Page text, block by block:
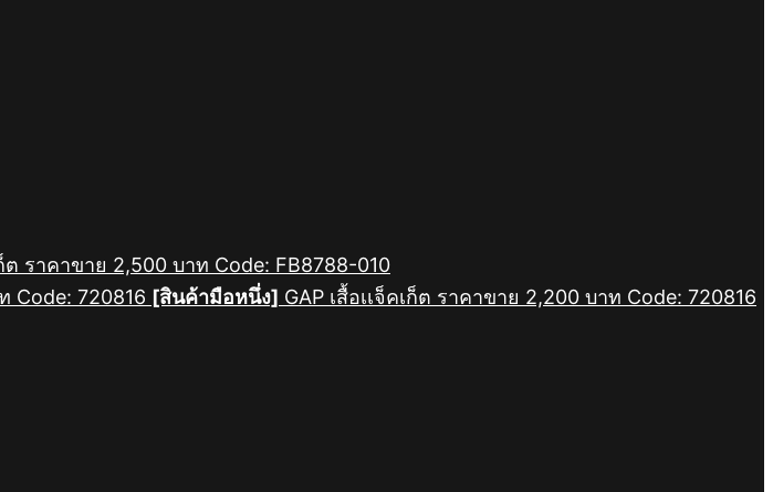
ราคาขาย 2,500 บาท Code: FB8788-010
[สินค้ามือหนึ่ง] GAP เสื้อเเจ็คเก็ต ราคาขาย 2,200 บาท Code: 720816